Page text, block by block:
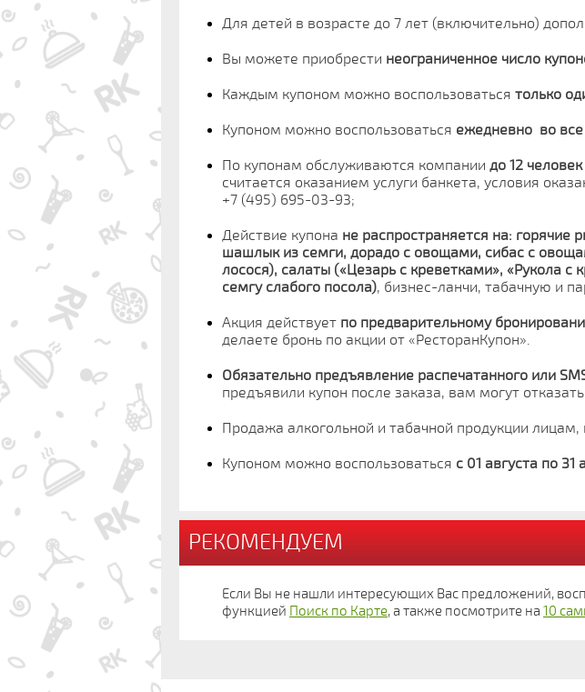
Для детей в возрасте до 7 лет (включительно)
Вы можете приобрести неограниченное число
Каждым купоном можно воспользоваться только
Купоном можно воспользоваться ежедневно во
По купонам обслуживаются компании до 12 человек
считается оказанием услуги банкета, условия
+7 (495) 695-03-93;
Действие купона не распространяется на: горячие
шашлык из семги, дорадо с овощами, сибас с
лосося), салаты («Цезарь с креветками», «Рукола с
семгу слабого посола), бизнес-ланчи, табачную и
Акция действует по предварительному
делаете бронь по акции от «РесторанКупон».
Обязательно предъявление распечатанного или
предъявили купон после заказа, вам могут
Продажа алкогольной и табачной продукции
Купоном можно воспользоваться с 01 августа по 31
РЕКОМЕНДУЕМ
Если Вы не нашли интересующих Вас предложений,
функцией Поиск по Карте, а также посмотрите на 10